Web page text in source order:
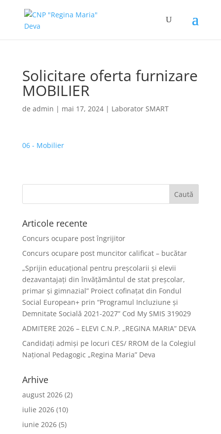
Solicitare oferta furnizare
MOBILIER
de admin | mai 17, 2024| Laborator SMART
06 - Mobilier
Articole recente
Concurs ocupare post îngrijitor
Concurs ocupare post muncitor calificat – bucătar
„Sprijin educațional pentru preșcolarii și elevii
dezavantajați din învățământul de stat preșcolar,
primar și gimnazial” Proiect cofinațat din Fondul
Social European+ prin “Programul Incluziune și
Demnitate Socială 2021-2027” Cod My SMIS 319029
ADMITERE 2026 – ELEVI C.N.P. „REGINA MARIA” DEVA
Candidați admiși pe locuri CES/ RROM de la Colegiul
Național Pedagogic „Regina Maria” Deva
Arhive
august 2026(2)
iulie 2026(10)
iunie 2026(5)